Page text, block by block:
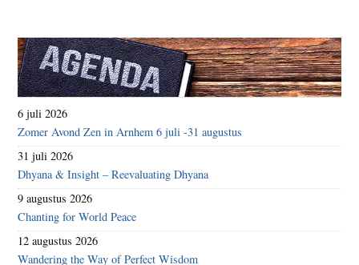
6 juli 2026
Zomer Avond Zen in Arnhem 6 juli -31 augustus
31 juli 2026
Dhyana & Insight – Reevaluating Dhyana
9 augustus 2026
Chanting for World Peace
12 augustus 2026
Wandering the Way of Perfect Wisdom